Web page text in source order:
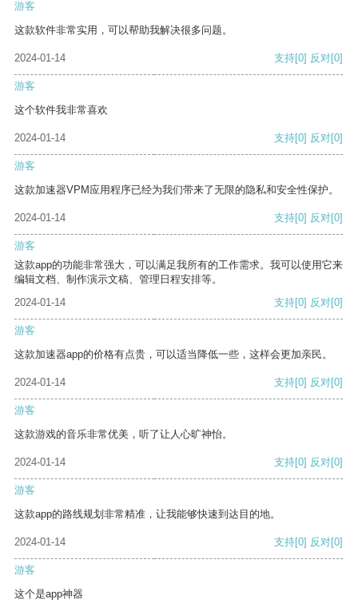
游客
这款软件非常实用，可以帮助我解决很多问题。
2024-01-14 支持[0] 反对[0]
游客
这个软件我非常喜欢
2024-01-14 支持[0] 反对[0]
游客
这款加速器VPM应用程序已经为我们带来了无限的隐私和安全性保护。
2024-01-14 支持[0] 反对[0]
游客
这款app的功能非常强大，可以满足我所有的工作需求。我可以使用它来
编辑文档、制作演示文稿、管理日程安排等。
2024-01-14
支持[0] 反对[0]
游客
这款加速器app的价格有点贵，可以适当降低一些，这样会更加亲民。
2024-01-14 支持[0] 反对[0]
游客
这款游戏的音乐非常优美，听了让人心旷神怡。
2024-01-14 支持[0] 反对[0]
游客
这款app的路线规划非常精准，让我能够快速到达目的地。
2024-01-14 支持[0] 反对[0]
游客
这个是app神器